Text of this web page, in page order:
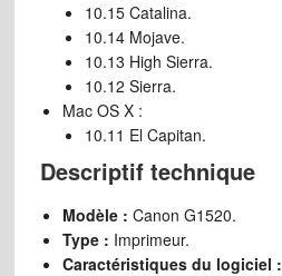
10.15 Catalina.
10.14 Mojave.
10.13 High Sierra.
10.12 Sierra.
Mac OS X :
10.11 El Capitan.
Descriptif technique
Modèle : Canon G1520.
Type : Imprimeur.
Caractéristiques du logiciel :